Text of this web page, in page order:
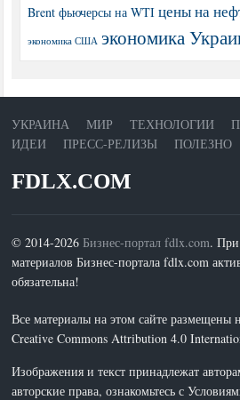
Brent фьючерсы на WTI цены на
экономика США экономика
УКРАИНА МИР ТЕХНОЛОГИИ
ИДЕИ
ПРЕСС-РЕЛИЗЫ ПОЛЕЗНО
FDLX.COM
© 2014-2026 Бизнес-портал fdlx.com. При
материалов Бизнес-портала fdlx.com
обязательна!
Все материалы на этом сайте размещены
Creative Commons Attribution 4.0
Изображения и текст принадлежат
авторские права, ознакомьтесь с